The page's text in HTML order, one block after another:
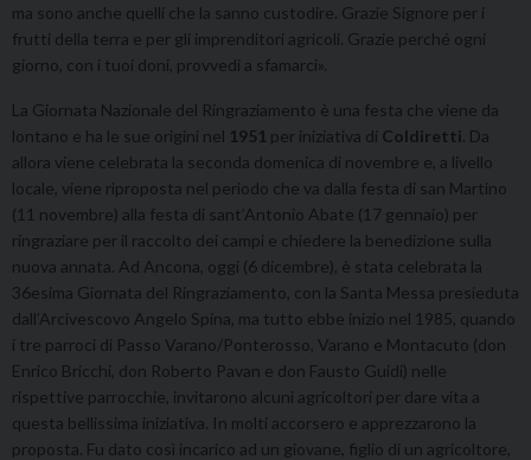
ma sono anche quelli che la sanno custodire. Grazie Signore per i
frutti della terra e per gli imprenditori agricoli. Grazie perché ogni
giorno, con i tuoi doni, provvedi a sfamarci».
La Giornata Nazionale del Ringraziamento è una festa che viene da
lontano e ha le sue origini nel 1951 per iniziativa di Coldiretti . Da
allora viene celebrata la seconda domenica di novembre e, a livello
locale, viene riproposta nel periodo che va dalla festa di san Martino
(11 novembre) alla festa di sant’Antonio Abate (17 gennaio) per
ringraziare per il raccolto dei campi e chiedere la benedizione sulla
nuova annata. Ad Ancona, oggi (6 dicembre), è stata celebrata la
36esima Giornata del Ringraziamento, con la Santa Messa presieduta
dall’Arcivescovo Angelo Spina, ma tutto ebbe inizio nel 1985, quando
i tre parroci di Passo Varano/Ponterosso, Varano e Montacuto (don
Enrico Bricchi, don Roberto Pavan e don Fausto Guidi) nelle
rispettive parrocchie, invitarono alcuni agricoltori per dare vita a
questa bellissima iniziativa. In molti accorsero e apprezzarono la
proposta. Fu dato così incarico ad un giovane, figlio di un agricoltore,